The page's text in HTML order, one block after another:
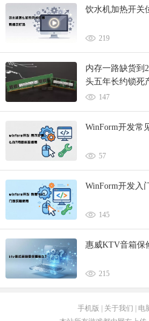
饮水机加热开关
219
内存一路缺货到
头五年长约锁死
147
WinForm开发常
57
WinForm开发入
145
惠威KTV音箱保
215
手机版 | 关于我们 | 电